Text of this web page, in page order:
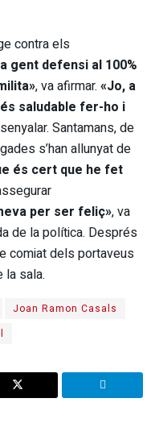
contra els
gent defensi al 100%
, va afirmar. «Jo, a
saludable fer-ho i
Santamans, de
s’han allunyat de
és cert que he fet
per ser feliç», va
de la política. Després
comiat dels portaveus
la sala.
Joan Ramon Casals